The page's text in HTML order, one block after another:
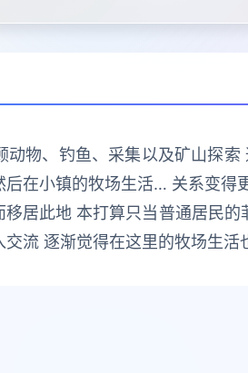
物、钓鱼、采集以及矿山探
在小镇的牧场生活… 关系变得
居此地 本打算只当普通居民
流 逐渐觉得在这里的牧场生活